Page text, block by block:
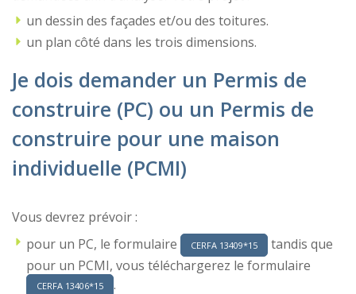
un dessin des façades et/ou des toitures.
un plan côté dans les trois dimensions.
Je dois demander un Permis de
construire (PC) ou un Permis de
construire pour une maison
individuelle (PCMI)
Vous devrez prévoir :
pour un PC, le formulaire
CERFA 13409*15
tandis que
pour un PCMI, vous téléchargerez le formulaire
CERFA 13406*15
.